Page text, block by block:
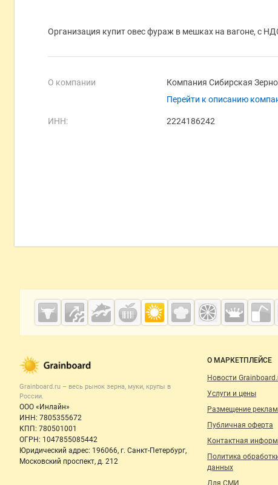
Организация купит овес фураж в мешках на вагоне, с
О компании
Компания Сибирская
Перейти к описанию
ИНН: 2224186242
Дополнительная информация
Cсылки на полезные проекты
Grainboard.ru
Важные разделы и контакты
Grainboard.ru – весь рынок зерна, муки, крупы в
России.
ООО «Инлайн»
ИНН: 7805355672
КПП: 780501001
ОГРН: 1047855085442
Юридический адрес: 196066, г. Санкт-Петербург,
Московский проспект, д. 212
Навигация по
О МАРКЕТПЛЕЙСЕ
Новости
Услуги и цены
Размещение
Публичная оферта
Контактная
Политика
данных
Для СМИ